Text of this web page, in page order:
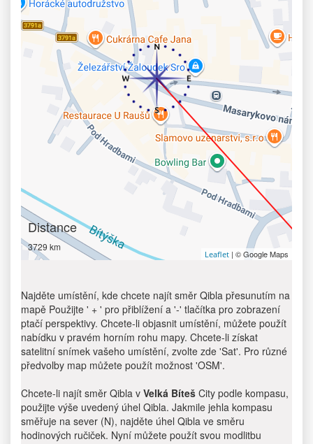
Distance
3729 km
Leaflet | © Google Maps
Najděte umístění, kde chcete najít směr Qibla přesunutím na
mapě Použijte ' + ' pro přiblížení a '-' tlačítka pro zobrazení
ptačí perspektivy. Chcete-li objasnit umístění, můžete použít
nabídku v pravém horním rohu mapy. Chcete-li získat
satelitní snímek vašeho umístění, zvolte zde 'Sat'. Pro různé
předvolby map můžete použít možnost 'OSM'.
Chcete-li najít směr Qibla v Velká Bíteš City podle kompasu,
použijte výše uvedený úhel Qibla. Jakmile jehla kompasu
směřuje na sever (N), najděte úhel Qibla ve směru
hodinových ručiček. Nyní můžete použít svou modlitbu